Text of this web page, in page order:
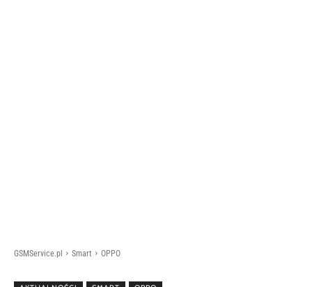
GSMService.pl Smart OPPO